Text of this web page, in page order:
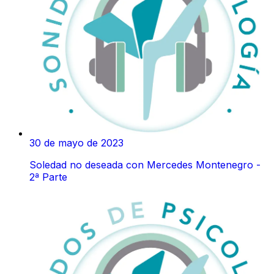
30 de mayo de 2023
Soledad no deseada con Mercedes Montenegro -
2ª Parte